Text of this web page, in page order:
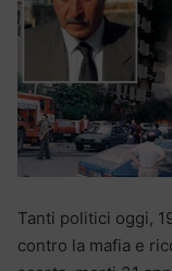
Tanti politici oggi,
contro la mafia e